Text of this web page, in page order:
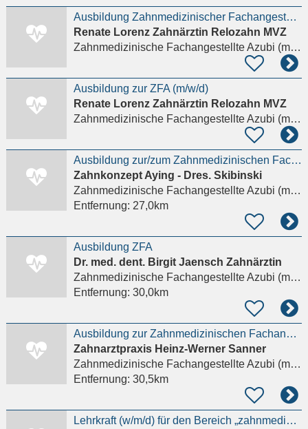
Ausbildung Zahnmedizinischer Fachangestellter (m/w/d)
Renate Lorenz Zahnärztin Relozahn MVZ
Zahnmedizinische Fachangestellte Azubi (m/w/d)
Ausbildung zur ZFA (m/w/d)
Renate Lorenz Zahnärztin Relozahn MVZ
Zahnmedizinische Fachangestellte Azubi (m/w/d)
Ausbildung zur/zum Zahnmedizinischen Fachangestellten (ZFA) Werde Teil unseres Teams
Zahnkonzept Aying - Dres. Skibinski
Zahnmedizinische Fachangestellte Azubi (m/w/d)
Entfernung: 27,0km
Ausbildung ZFA
Dr. med. dent. Birgit Jaensch Zahnärztin
Zahnmedizinische Fachangestellte Azubi (m/w/d)
Entfernung: 30,0km
Ausbildung zur Zahnmedizinischen Fachangestellten (m/w/d)
Zahnarztpraxis Heinz-Werner Sanner
Zahnmedizinische Fachangestellte Azubi (m/w/d)
Entfernung: 30,5km
Lehrkraft (w/m/d) für den Bereich „zahnmedizinische*r Fachangestellte*r“ - KBA2026-33